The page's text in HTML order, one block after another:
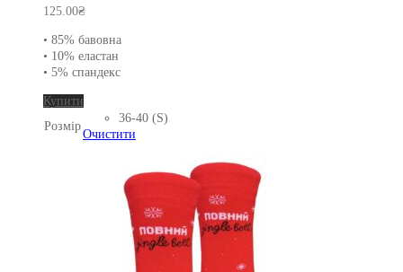
125.00₴
• 85% бавовна
• 10% еластан
• 5% спандекс
Купити
товар
має
Параметри
Розмір
36-40 (S)
Очистити